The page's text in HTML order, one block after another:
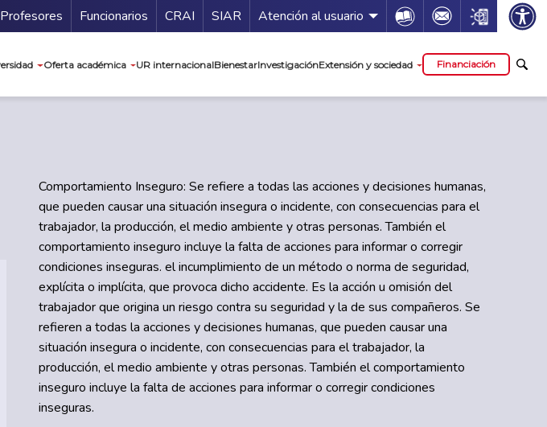
Profesores Funcionarios Guía de servicios
CRAI SIAR Atención al usuario Icon Icon Icon
Oferta académica UR internacionalBienestarInvestigaciónExtensión y sociedad Financiación
Comportamiento Inseguro: Se refiere a todas las acciones y decisiones humanas,
que pueden causar una situación insegura o incidente, con consecuencias para el
trabajador, la producción, el medio ambiente y otras personas. También el
comportamiento inseguro incluye la falta de acciones para informar o corregir
condiciones inseguras. el incumplimiento de un método o norma de seguridad,
explícita o implícita, que provoca dicho accidente. Es la acción u omisión del
trabajador que origina un riesgo contra su seguridad y la de sus compañeros. Se
refieren a todas la acciones y decisiones humanas, que pueden causar una
situación insegura o incidente, con consecuencias para el trabajador, la
producción, el medio ambiente y otras personas. También el comportamiento
inseguro incluye la falta de acciones para informar o corregir condiciones
inseguras.